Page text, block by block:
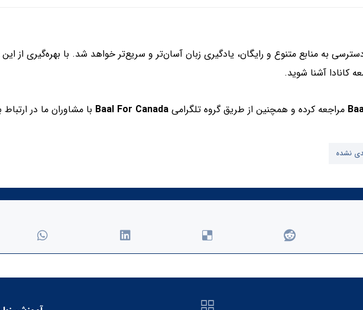
به منابع متنوع و رایگان، یادگیری زبان آسان‌تر و سریع‌تر خواهد شد. با بهره‌گیری از
کانادا آشنا شوید.
مراجعه کرده و همچنین از طریق گروه تلگرامی Baal For Canada با مشاوران ما در
نشده